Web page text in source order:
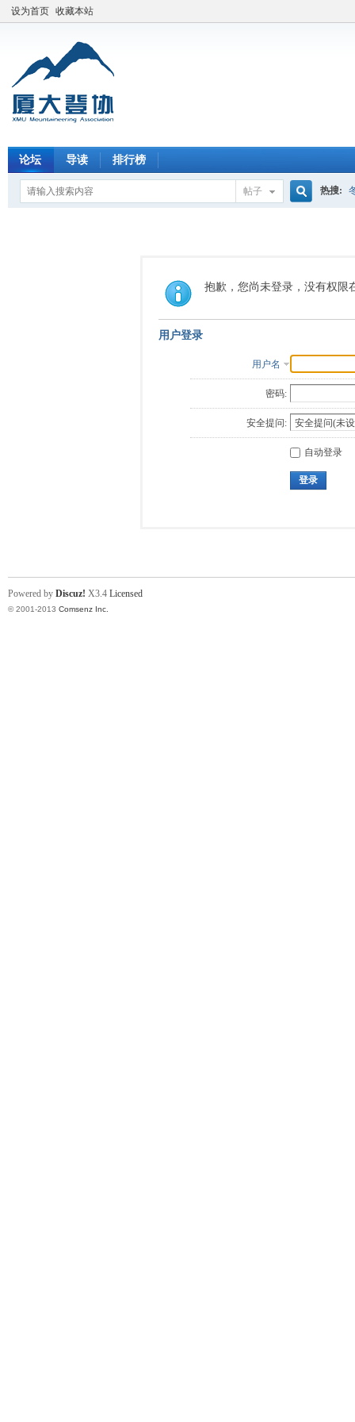
设为首页 收藏本站
论坛 导读 排行榜
帖子
索
热搜:
抱歉，您尚未登录，没有权限
用户登录
用户名
密码:
安全提问:
自动登录
登录
Powered by Discuz! X3.4 Licensed
© 2001-2013 Comsenz Inc.